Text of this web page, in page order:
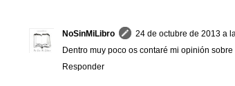
NoSinMiLibro
24 de octubre de 2013 a
Dentro muy poco os contaré mi opinión sobre
Responder